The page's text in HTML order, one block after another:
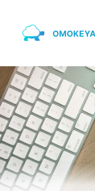
OMOKEYA